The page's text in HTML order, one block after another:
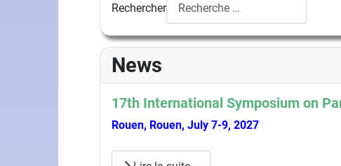
Rechercher
News
17th International Symposium on
Rouen, Rouen, July 7-9, 2027